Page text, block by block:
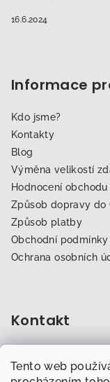
Tento web
16.6.2024
Informace
Kdo jsme?
Kontakty
Blog
Výměna velikostí
Hodnocení obchodu
Způsob dopravy do
Způsob platby
Obchodní
Ochrana osobních
Kontakt
702 007 759